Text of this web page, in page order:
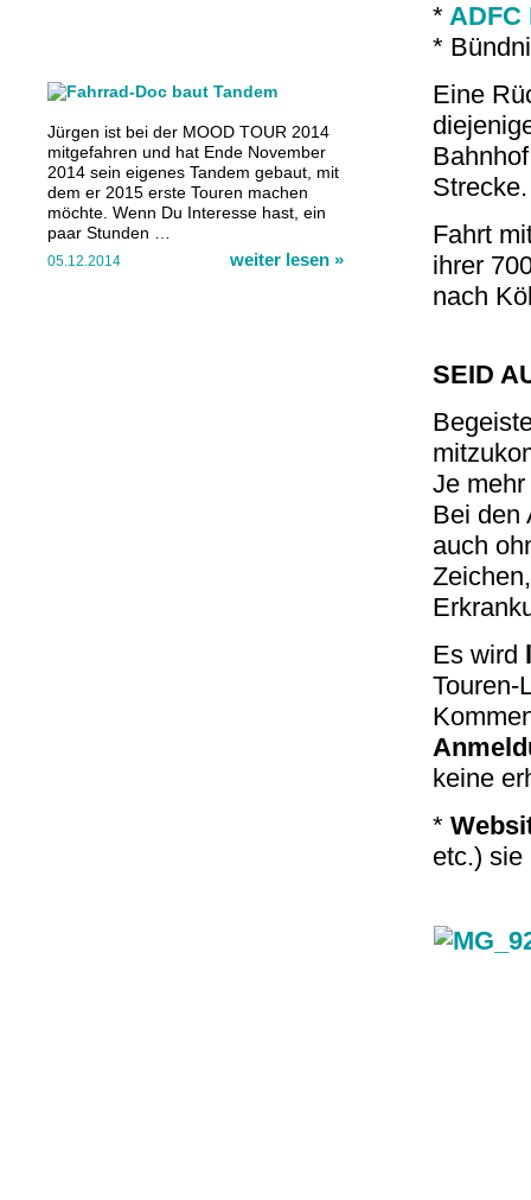
Jürgen ist bei der MOOD TOUR 2014
mitgefahren und hat Ende November
2014 sein eigenes Tandem gebaut, mit
dem er 2015 erste Touren machen
möchte. Wenn Du Interesse hast, ein
paar Stunden …
05.12.2014 weiter lesen »
* ADFC
*
Eine
Strecke.
Fahrt
ihrer
nach
SEID
Je
Bei den
auch
Es wird
Touren-
keine
*
etc.) sie